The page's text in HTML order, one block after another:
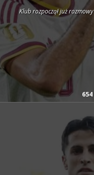
Klub rozpoczął już rozmowy
654